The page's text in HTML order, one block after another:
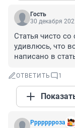
Гость
30 декабря
Статья чисто
удивлюсь, что
написано в
ОТВЕТИТЬ 1
Ррррррроза